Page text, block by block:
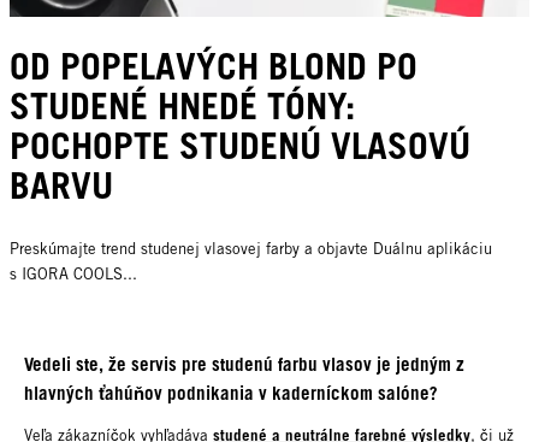
OD POPELAVÝCH BLOND PO
STUDENÉ HNEDÉ TÓNY:
POCHOPTE STUDENÚ VLASOVÚ
BARVU
Preskúmajte trend studenej vlasovej farby a objavte Duálnu aplikáciu
s IGORA COOLS...
Vedeli ste, že servis pre studenú farbu vlasov je jedným z
hlavných ťahúňov podnikania v kaderníckom salóne?
Veľa zákazníčok vyhľadáva studené a neutrálne farebné výsledky, či už